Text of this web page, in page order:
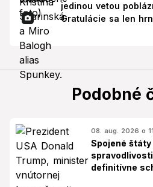
jedinou vetou
Gratulácie sa len
Podobné
08. aug. 2026 o
Spojené
definitívne